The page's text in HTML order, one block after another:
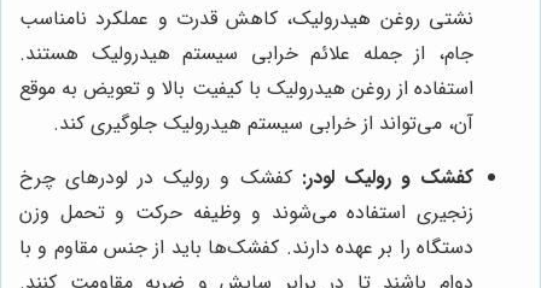
نشتی روغن هیدرولیک، کاهش قدرت و عملکرد نامناسب
جام، از جمله علائم خرابی سیستم هیدرولیک هستند.
استفاده از روغن هیدرولیک با کیفیت بالا و تعویض به موقع
آن، می‌تواند از خرابی سیستم هیدرولیک جلوگیری کند.
کفشک و رولیک لودر: کفشک و رولیک در لودرهای چرخ
زنجیری استفاده می‌شوند و وظیفه حرکت و تحمل وزن
دستگاه را بر عهده دارند. کفشک‌ها باید از جنس مقاوم و با